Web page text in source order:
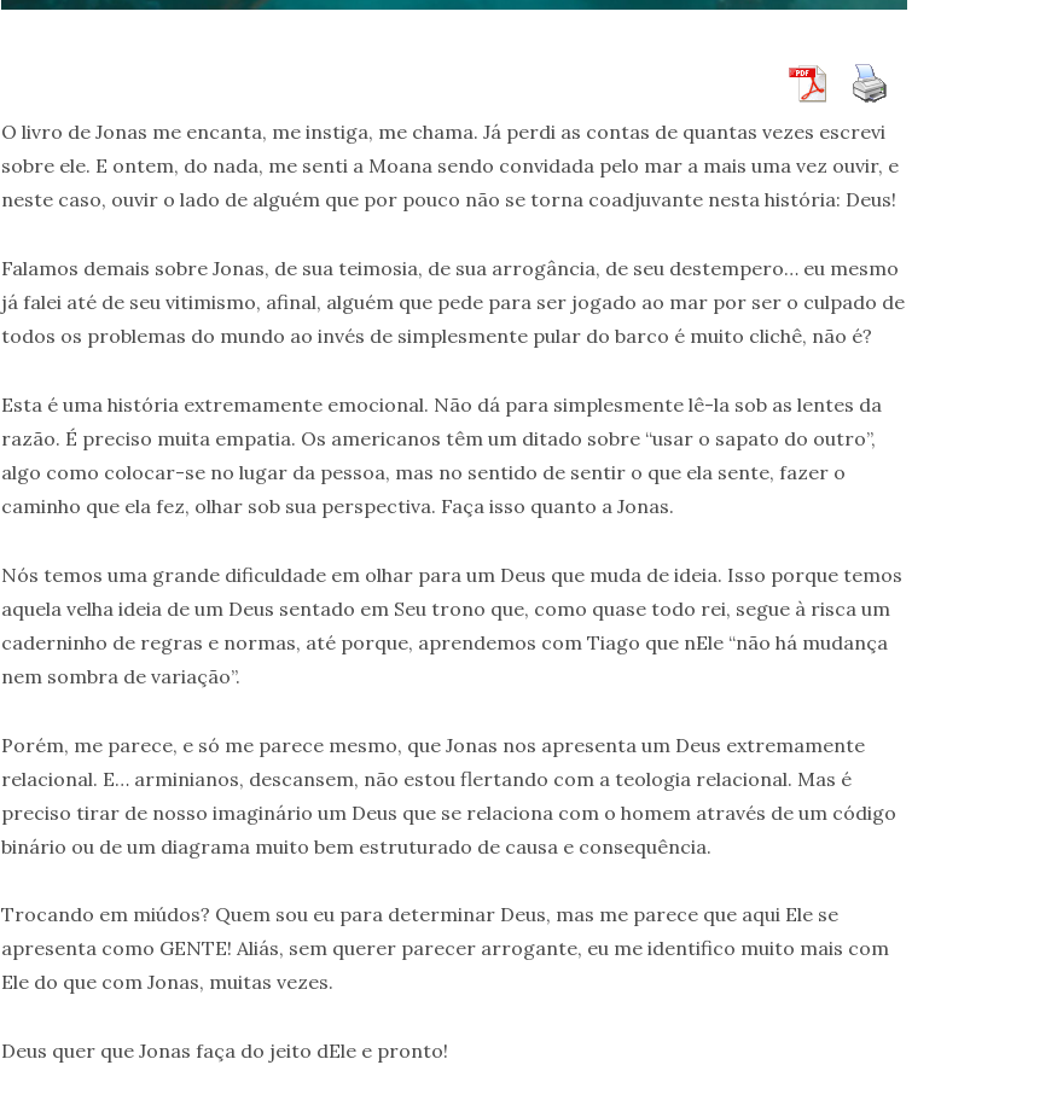
O livro de Jonas me encanta, me instiga, me chama. Já perdi as contas de quantas vezes escrevi
sobre ele. E ontem, do nada, me senti a Moana sendo convidada pelo mar a mais uma vez ouvir, e
neste caso, ouvir o lado de alguém que por pouco não se torna coadjuvante nesta história: Deus!
Falamos demais sobre Jonas, de sua teimosia, de sua arrogância, de seu destempero… eu mesmo
já falei até de seu vitimismo, afinal, alguém que pede para ser jogado ao mar por ser o culpado de
todos os problemas do mundo ao invés de simplesmente pular do barco é muito clichê, não é?
Esta é uma história extremamente emocional. Não dá para simplesmente lê-la sob as lentes da
razão. É preciso muita empatia. Os americanos têm um ditado sobre “usar o sapato do outro”,
algo como colocar-se no lugar da pessoa, mas no sentido de sentir o que ela sente, fazer o
caminho que ela fez, olhar sob sua perspectiva. Faça isso quanto a Jonas.
Nós temos uma grande dificuldade em olhar para um Deus que muda de ideia. Isso porque temos
aquela velha ideia de um Deus sentado em Seu trono que, como quase todo rei, segue à risca um
caderninho de regras e normas, até porque, aprendemos com Tiago que nEle “não há mudança
nem sombra de variação”.
Porém, me parece, e só me parece mesmo, que Jonas nos apresenta um Deus extremamente
relacional. E… arminianos, descansem, não estou flertando com a teologia relacional. Mas é
preciso tirar de nosso imaginário um Deus que se relaciona com o homem através de um código
binário ou de um diagrama muito bem estruturado de causa e consequência.
Trocando em miúdos? Quem sou eu para determinar Deus, mas me parece que aqui Ele se
apresenta como GENTE! Aliás, sem querer parecer arrogante, eu me identifico muito mais com
Ele do que com Jonas, muitas vezes.
Deus quer que Jonas faça do jeito dEle e pronto!